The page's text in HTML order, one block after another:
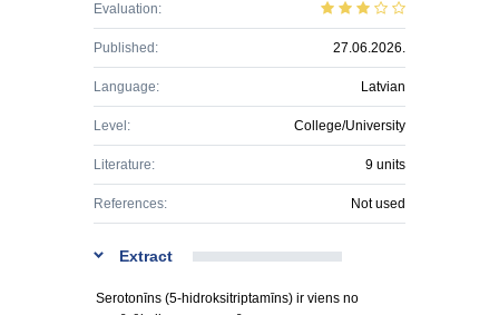
Evaluation:
Published: 27.06.2026.
Language: Latvian
Level: College/University
Literature: 9 units
References: Not used
Extract
Serotonīns (5-hidroksitriptamīns) ir viens no